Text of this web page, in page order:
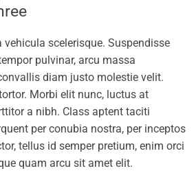
scelerisque. Suspendisse
pulvinar, arcu massa
diam justo molestie velit.
Morbi elit nunc, luctus at
a nibh. Class aptent taciti
per conubia nostra, per inceptos
tellus id semper pretium, enim orci
quam arcu sit amet elit.